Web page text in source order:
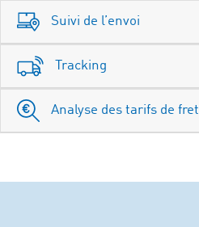
Suivi de l’envoi
Tracking
Analyse des tarifs de fret